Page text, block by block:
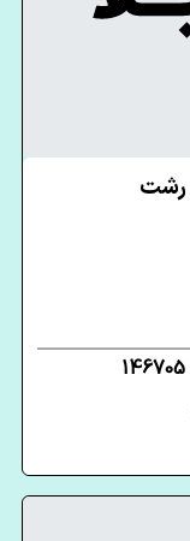
146705